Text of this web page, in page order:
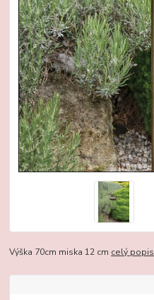
Výška 70cm miska 12 cm celý popis